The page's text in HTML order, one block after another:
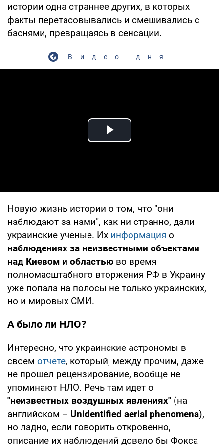
истории одна страннее других, в которых
факты перетасовывались и смешивались с
баснями, превращаясь в сенсации.
Видео дня
Play Video
Новую жизнь истории о том, что "они
наблюдают за нами", как ни странно, дали
украинские ученые. Их информация о
наблюдениях за неизвестными объектами
над Киевом и областью во время
полномасштабного вторжения РФ в Украину
уже попала на полосы не только украинских,
но и мировых СМИ.
А было ли НЛО?
Интересно, что украинские астрономы в
своем отчете, который, между прочим, даже
не прошел рецензирование, вообще не
упоминают НЛО. Речь там идет о
"неизвестных воздушных явлениях" (на
английском – Unidentified aerial phenomena),
но ладно, если говорить откровенно,
описание их наблюдений довело бы Фокса